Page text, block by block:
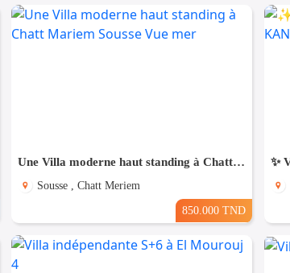
Une Villa moderne haut standing à Chatt Mariem Sousse Vue mer
Sousse , Chatt Meriem
850.000 TND